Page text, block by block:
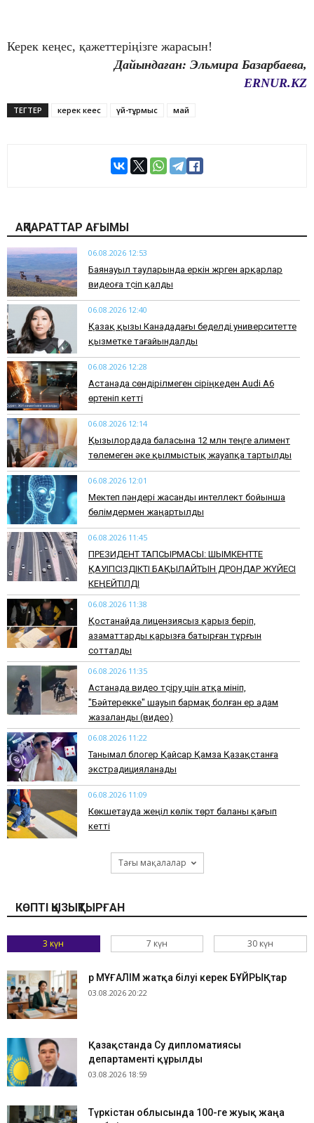
Керек кеңес, қажеттеріңізге жарасын!
Дайындаған: Эльмира Базарбаева,
ERNUR.KZ
ТЕГТЕР керек кеңес үй-тұрмыс май
АҚПАРАТТАР АҒЫМЫ
06.08.2026 12:53
Баянауыл тауларында еркін жүрген арқарлар
видеоға түсіп қалды
06.08.2026 12:40
Қазақ қызы Канададағы беделді университетте
қызметке тағайындалды
06.08.2026 12:28
Астанада сөндірілмеген сіріңкеден Audi A6
өртеніп кетті
06.08.2026 12:14
Қызылордада баласына 12 млн теңге алимент
төлемеген әке қылмыстық жауапқа тартылды
06.08.2026 12:01
Мектеп пәндері жасанды интеллект бойынша
бөлімдермен жаңартылды
06.08.2026 11:45
​ПРЕЗИДЕНТ ТАПСЫРМАСЫ: ШЫМКЕНТТЕ
ҚАУІПСІЗДІКТІ БАҚЫЛАЙТЫН ДРОНДАР ЖҮЙЕСІ
КЕҢЕЙТІЛДІ
06.08.2026 11:38
Қостанайда лицензиясыз қарыз беріп,
азаматтарды қарызға батырған тұрғын
сотталды
06.08.2026 11:35
Астанада видео түсіру үшін атқа мініп,
"Бәйтерекке" шауып бармақ болған ер адам
жазаланды (видео)
06.08.2026 11:22
Танымал блогер Қайсар Қамза Қазақстанға
экстрадицияланады
06.08.2026 11:09
Көкшетауда жеңіл көлік төрт баланы қағып
кетті
Тағы мақалалар
КӨПТІ ҚЫЗЫҚТЫРҒАН
3 күн 7 күн 30 күн
Әр МҰҒАЛІМ жатқа білуі керек БҰЙРЫҚтар
03.08.2026 20:22
Қазақстанда Су дипломатиясы
департаменті құрылды
03.08.2026 18:59
Түркістан облысында 100-ге жуық жаңа